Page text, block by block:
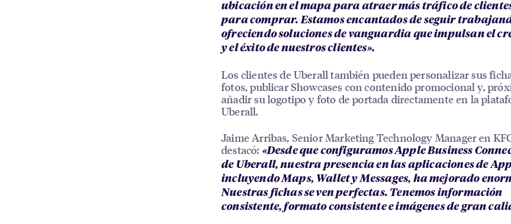
ubicación en el mapa para atraer más tráfico de
para comprar. Estamos encantados de seguir
ofreciendo soluciones de vanguardia que impulsan el
y el éxito de nuestros clientes».
Los clientes de Uberall también pueden personalizar sus
fotos, publicar Showcases con contenido promocional y,
añadir su logotipo y foto de portada directamente en la
Uberall.
Jaime Arribas, Senior Marketing Technology Manager en
destacó: «Desde que configuramos Apple Business
de Uberall, nuestra presencia en las aplicaciones de
incluyendo Maps, Wallet y Messages, ha mejorado
Nuestras fichas se ven perfectas. Tenemos información
consistente, formato consistente e imágenes de gran